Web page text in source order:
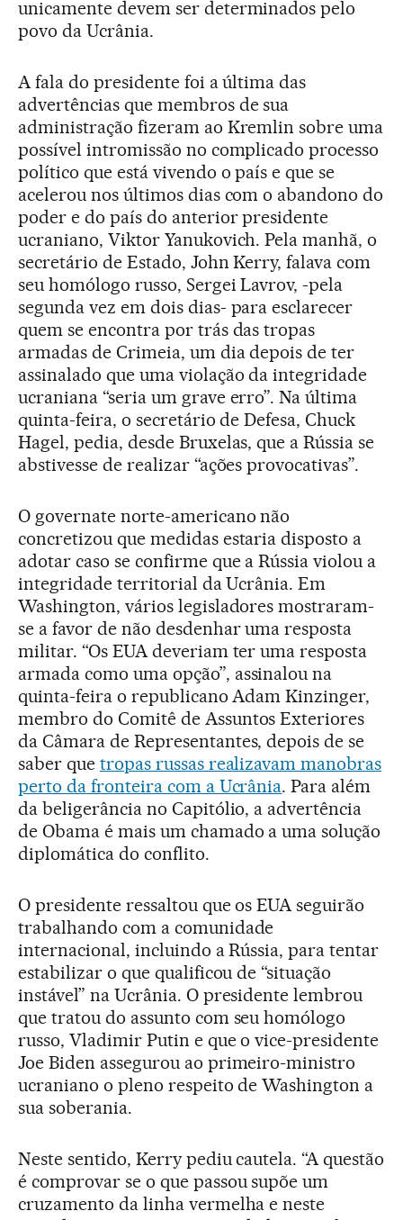
unicamente devem ser determinados pelo
povo da Ucrânia.
A fala do presidente foi a última das
advertências que membros de sua
administração fizeram ao Kremlin sobre uma
possível intromissão no complicado processo
político que está vivendo o país e que se
acelerou nos últimos dias com o abandono do
poder e do país do anterior presidente
ucraniano, Viktor Yanukovich. Pela manhã, o
secretário de Estado, John Kerry, falava com
seu homólogo russo, Sergei Lavrov, -pela
segunda vez em dois dias- para esclarecer
quem se encontra por trás das tropas
armadas de Crimeia, um dia depois de ter
assinalado que uma violação da integridade
ucraniana “seria um grave erro”. Na última
quinta-feira, o secretário de Defesa, Chuck
Hagel, pedia, desde Bruxelas, que a Rússia se
abstivesse de realizar “ações provocativas”.
O governate norte-americano não
concretizou que medidas estaria disposto a
adotar caso se confirme que a Rússia violou a
integridade territorial da Ucrânia. Em
Washington, vários legisladores mostraram-
se a favor de não desdenhar uma resposta
militar. “Os EUA deveriam ter uma resposta
armada como uma opção”, assinalou na
quinta-feira o republicano Adam Kinzinger,
membro do Comitê de Assuntos Exteriores
da Câmara de Representantes, depois de se
saber que tropas russas realizavam manobras
perto da fronteira com a Ucrânia. Para além
da beligerância no Capitólio, a advertência
de Obama é mais um chamado a uma solução
diplomática do conflito.
O presidente ressaltou que os EUA seguirão
trabalhando com a comunidade
internacional, incluindo a Rússia, para tentar
estabilizar o que qualificou de “situação
instável” na Ucrânia. O presidente lembrou
que tratou do assunto com seu homólogo
russo, Vladimir Putin e que o vice-presidente
Joe Biden assegurou ao primeiro-ministro
ucraniano o pleno respeito de Washington a
sua soberania.
Neste sentido, Kerry pediu cautela. “A questão
é comprovar se o que passou supõe um
cruzamento da linha vermelha e neste